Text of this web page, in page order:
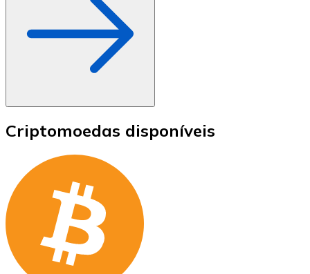
Criptomoedas disponíveis